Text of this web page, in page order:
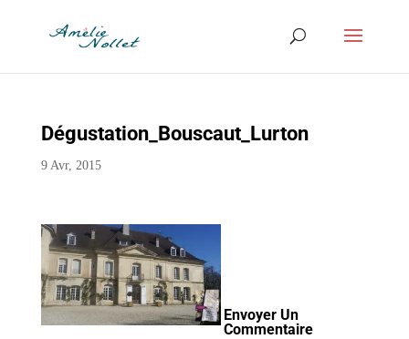
Dégustation_Bouscaut_Lurton
9 Avr, 2015
Envoyer Un
Commentaire